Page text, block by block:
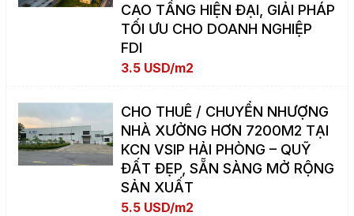
CAO TẦNG HIỆN ĐẠI, GIẢI PHÁP
TỐI ƯU CHO DOANH NGHIỆP
FDI
3.5 USD/m2
CHO THUÊ / CHUYỂN NHƯỢNG
NHÀ XƯỞNG HƠN 7200M2 TẠI
KCN VSIP HẢI PHÒNG – QUỸ
ĐẤT ĐẸP, SẴN SÀNG MỞ RỘNG
SẢN XUẤT
5.5 USD/m2